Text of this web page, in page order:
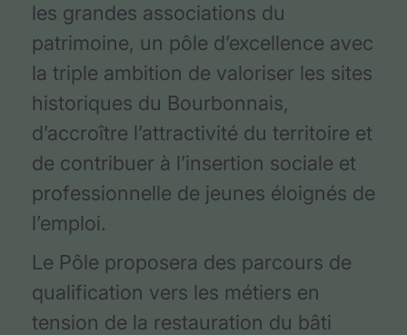
les grandes associations du
patrimoine, un pôle d’excellence avec
la triple ambition de valoriser les sites
historiques du Bourbonnais,
d’accroître l’attractivité du territoire et
de contribuer à l’insertion sociale et
professionnelle de jeunes éloignés de
l’emploi.
Le Pôle proposera des parcours de
qualification vers les métiers en
tension de la restauration du bâti